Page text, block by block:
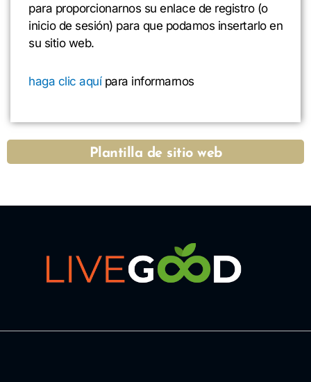
para proporcionarnos su enlace de registro (o
inicio de sesión) para que podamos insertarlo en
su sitio web.
haga clic aquípara informarnos
Plantilla de sitio web